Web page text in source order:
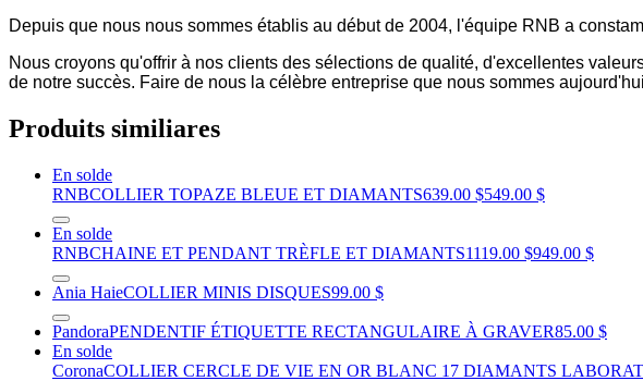
Depuis que nous nous sommes établis au début de 2004, l'équipe RNB a
Nous croyons qu'offrir à nos clients des sélections de qualité, d'excellentes
de notre succès. Faire de nous la célèbre entreprise que nous sommes
Produits similiares
En solde
RNBCOLLIER TOPAZE BLEUE ET DIAMANTS639.00 $549.00 $
En solde
RNBCHAINE ET PENDANT TRÈFLE ET DIAMANTS1119.00 $949.00 $
Ania HaieCOLLIER MINIS DISQUES99.00 $
PandoraPENDENTIF ÉTIQUETTE RECTANGULAIRE À GRAVER85.00 $
En solde
CoronaCOLLIER CERCLE DE VIE EN OR BLANC 17 DIAMANTS